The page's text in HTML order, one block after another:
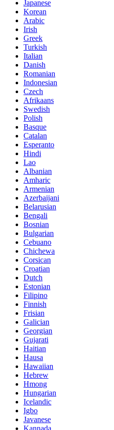
Japanese
Korean
Arabic
Irish
Greek
Turkish
Italian
Danish
Romanian
Indonesian
Czech
Afrikaans
Swedish
Polish
Basque
Catalan
Esperanto
Hindi
Lao
Albanian
Amharic
Armenian
Azerbaijani
Belarusian
Bengali
Bosnian
Bulgarian
Cebuano
Chichewa
Corsican
Croatian
Dutch
Estonian
Filipino
Finnish
Frisian
Galician
Georgian
Gujarati
Haitian
Hausa
Hawaiian
Hebrew
Hmong
Hungarian
Icelandic
Igbo
Javanese
Kannada